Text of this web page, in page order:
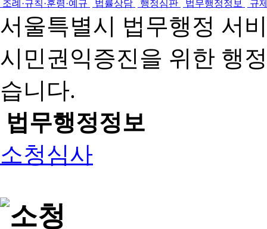
조례·규칙·훈령·예규 법률상담 행정심판 법무행정정보 규
서울특별시 법무행정 서
시민권익증진을 위한 행
습니다.
법무행정정보
소청심사